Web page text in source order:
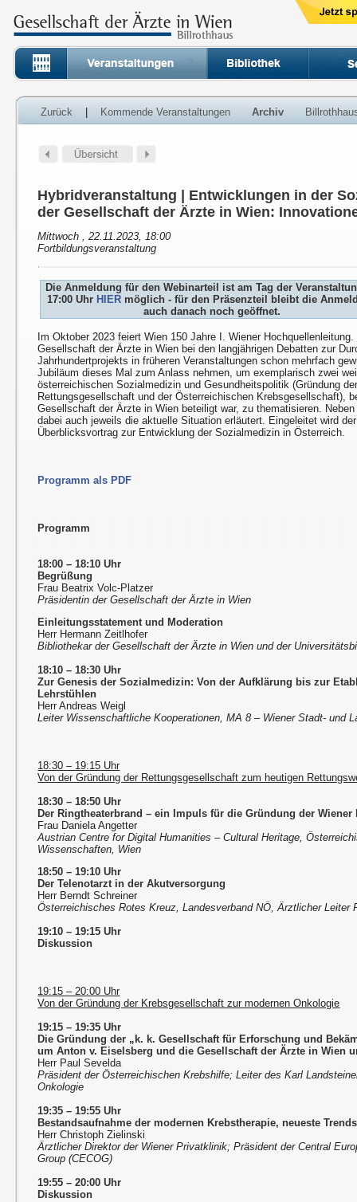
Zurück Kommende Veranstaltungen Archiv
Hybridveranstaltung | Entwicklungen in der
der Gesellschaft der Ärzte in Wien:
Mittwoch , 22.11.2023, 18:00
Fortbildungsveranstaltung
Die Anmeldung für den Webinarteil ist am Tag der
17:00 Uhr HIER möglich - für den Präsenzteil bleibt die
auch danach noch geöffnet.
Im Oktober 2023 feiert Wien 150 Jahre I. Wiener
Gesellschaft der Ärzte in Wien bei den langjährigen Debatten zur
Jahrhundertprojekts in früheren Veranstaltungen schon mehrfach
Jubiläum dieses Mal zum Anlass nehmen, um exemplarisch zwei
österreichischen Sozialmedizin und Gesundheitspolitik (Gründung
Rettungsgesellschaft und der Österreichischen Krebsgesellschaft),
Gesellschaft der Ärzte in Wien beteiligt war, zu thematisieren.
dabei auch jeweils die aktuelle Situation erläutert. Eingeleitet wird
Überblicksvortrag zur Entwicklung der Sozialmedizin in Österreich.
Programm als PDF
Programm
18:00 – 18:10 Uhr
Begrüßung
Frau Beatrix Volc-Platzer
Präsidentin der Gesellschaft der Ärzte in Wien
Einleitungsstatement und Moderation
Herr Hermann Zeitlhofer
Bibliothekar der Gesellschaft der Ärzte in Wien und der
18:10 – 18:30 Uhr
Zur Genesis der Sozialmedizin:Von der Aufklärung bis zur
Lehrstühlen
Herr Andreas Weigl
Leiter Wissenschaftliche Kooperationen, MA 8 – Wiener Stadt- und
18:30 – 19:15 Uhr
Von der Gründung der Rettungsgesellschaft zum heutigen
18:30 – 18:50 Uhr
Der Ringtheaterbrand – ein Impuls für die Gründung der Wiener
Frau Daniela Angetter
Austrian Centre for Digital Humanities – Cultural Heritage,
Wissenschaften, Wien
18:50 – 19:10 Uhr
Der Telenotarzt in der Akutversorgung
Herr Berndt Schreiner
Österreichisches Rotes Kreuz, Landesverband NÖ, Ärztlicher Leiter
19:10 – 19:15 Uhr
Diskussion
19:15 – 20:00 Uhr
Von der Gründung der Krebsgesellschaft zur modernen Onkologie
19:15 – 19:35 Uhr
Die Gründung der „k. k. Gesellschaft für Erforschung und
um Anton v. Eiselsberg und die Gesellschaft der Ärzte in Wien
Herr Paul Sevelda
Präsident der Österreichischen Krebshilfe; Leiter des Karl
Onkologie
19:35 – 19:55 Uhr
Bestandsaufnahme der modernen Krebstherapie, neueste
Herr Christoph Zielinski
Ärztlicher Direktor der Wiener Privatklinik; Präsident der Central
Group (CECOG)
19:55 – 20:00 Uhr
Diskussion